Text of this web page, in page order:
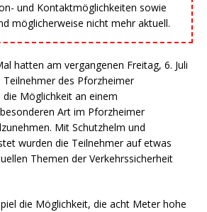
und Kontaktmöglichkeiten sowie
möglicherweise nicht mehr aktuell.
hatten am vergangenen Freitag, 6. Juli
des Pforzheimer
Möglichkeit an einem
Art im Pforzheimer
Mit Schutzhelm und
wurden die Teilnehmer auf etwas
Themen der Verkehrssicherheit
die Möglichkeit, die acht Meter hohe